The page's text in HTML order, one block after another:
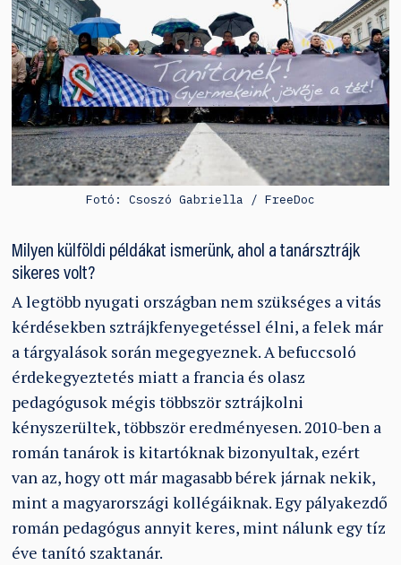
Fotó: Csoszó Gabriella / FreeDoc
Milyen külföldi példákat ismerünk, ahol a tanársztrájk
sikeres volt?
A legtöbb nyugati országban nem szükséges a vitás
kérdésekben sztrájkfenyegetéssel élni, a felek már
a tárgyalások során megegyeznek. A befuccsoló
érdekegyeztetés miatt a francia és olasz
pedagógusok mégis többször sztrájkolni
kényszerültek, többször eredményesen. 2010-ben a
román tanárok is kitartóknak bizonyultak, ezért
van az, hogy ott már magasabb bérek járnak nekik,
mint a magyarországi kollégáiknak. Egy pályakezdő
román pedagógus annyit keres, mint nálunk egy tíz
éve tanító szaktanár.